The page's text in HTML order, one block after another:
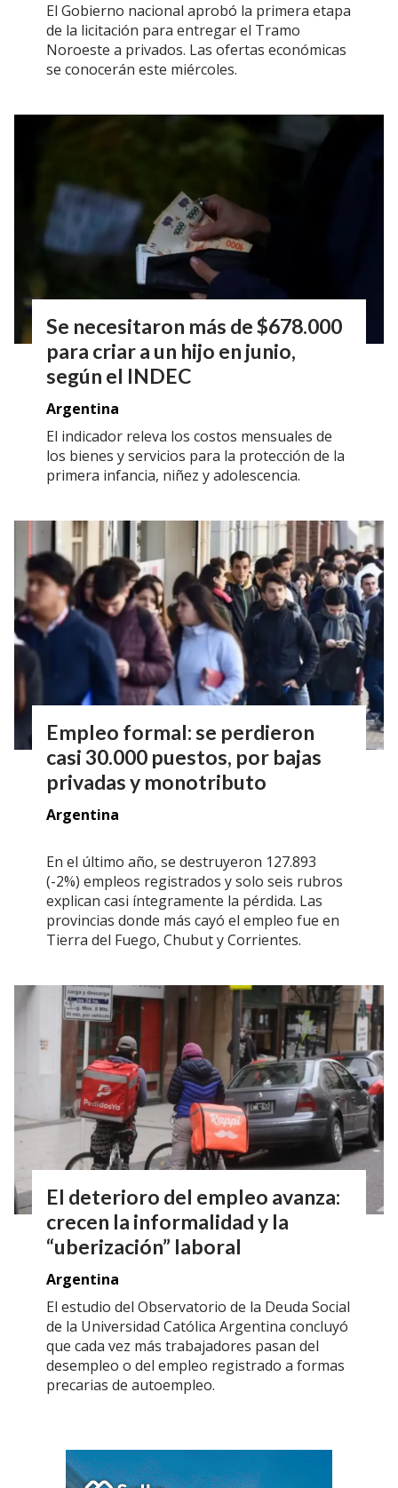
El Gobierno nacional aprobó la primera etapa
de la licitación para entregar el Tramo
Noroeste a privados. Las ofertas económicas
se conocerán este miércoles.
Se necesitaron más de $678.000
para criar a un hijo en junio,
según el INDEC
Argentina
El indicador releva los costos mensuales de
los bienes y servicios para la protección de la
primera infancia, niñez y adolescencia.
Empleo formal: se perdieron
casi 30.000 puestos, por bajas
privadas y monotributo
Argentina
En el último año, se destruyeron 127.893
(-2%) empleos registrados y solo seis rubros
explican casi íntegramente la pérdida. Las
provincias donde más cayó el empleo fue en
Tierra del Fuego, Chubut y Corrientes.
El deterioro del empleo avanza:
crecen la informalidad y la
“uberización” laboral
Argentina
El estudio del Observatorio de la Deuda Social
de la Universidad Católica Argentina concluyó
que cada vez más trabajadores pasan del
desempleo o del empleo registrado a formas
precarias de autoempleo.